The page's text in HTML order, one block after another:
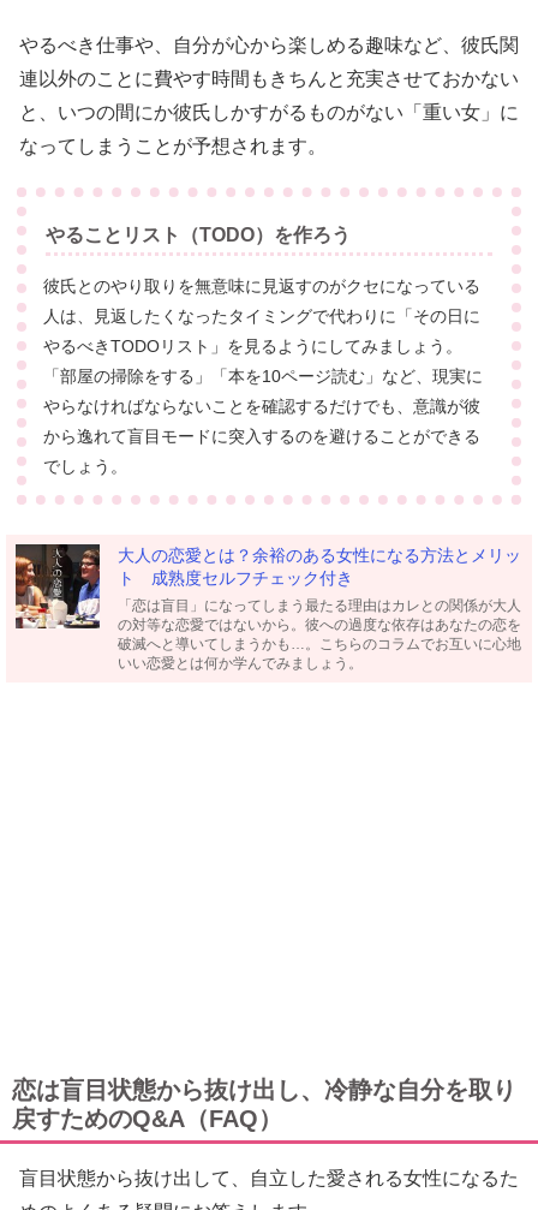
やるべき仕事や、自分が心から楽しめる趣味など、彼氏関
連以外のことに費やす時間もきちんと充実させておかない
と、いつの間にか彼氏しかすがるものがない「重い女」に
なってしまうことが予想されます。
やることリスト（TODO）を作ろう
彼氏とのやり取りを無意味に見返すのがクセになっている
人は、見返したくなったタイミングで代わりに「その日に
やるべきTODOリスト」を見るようにしてみましょう。
「部屋の掃除をする」「本を10ページ読む」など、現実に
やらなければならないことを確認するだけでも、意識が彼
から逸れて盲目モードに突入するのを避けることができる
でしょう。
大人の恋愛とは？余裕のある女性になる方法とメリッ
ト 成熟度セルフチェック付き
「恋は盲目」になってしまう最たる理由はカレとの関係が大人
の対等な恋愛ではないから。彼への過度な依存はあなたの恋を
破滅へと導いてしまうかも…。こちらのコラムでお互いに心地
いい恋愛とは何か学んでみましょう。
恋は盲目状態から抜け出し、冷静な自分を取り
戻すためのQ&A（FAQ）
盲目状態から抜け出して、自立した愛される女性になるた